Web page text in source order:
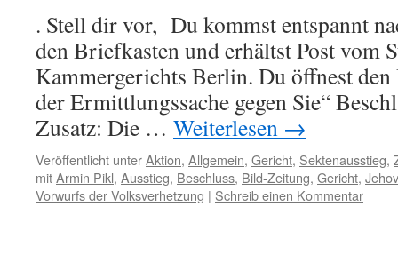
. Stell dir vor, Du kommst entspannt
den Briefkasten und erhältst Post vom
Kammergerichts Berlin. Du öffnest
der Ermittlungssache gegen Sie“
Zusatz: Die … Weiterlesen →
Veröffentlicht unterAktion, Allgemein, Gericht, Sektenausstieg,
mitArmin Pikl, Ausstieg, Beschluss, Bild-Zeitung, Gericht,
Vorwurfs der Volksverhetzung | Schreib einen Kommentar